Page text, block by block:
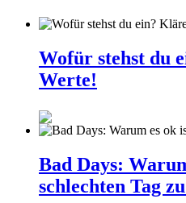
Wofür stehst du
Werte!
Bad Days:
schlechten Tag